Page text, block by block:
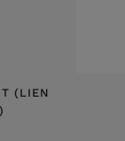
(LIEN